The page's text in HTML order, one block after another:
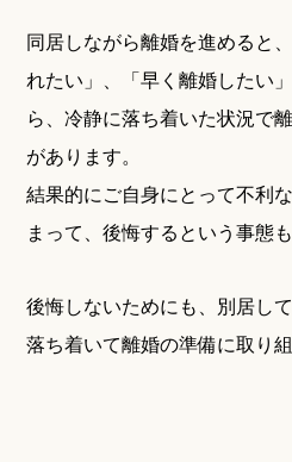
同居しながら離婚を進めると
れたい」、「早く離婚したい
ら、冷静に落ち着いた状況で
があります。
結果的にご自身にとって不利
まって、後悔するという事態
後悔しないためにも、別居し
落ち着いて離婚の準備に取り